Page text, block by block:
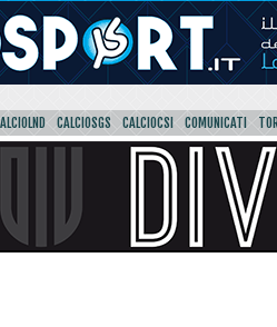
CALCIOSGS CALCIOCSI COMUNICATI